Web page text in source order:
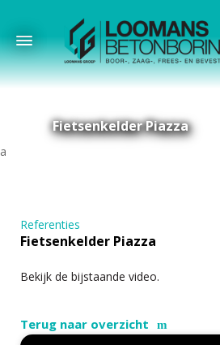
Fietsenkelder Piazza
Referenties
Fietsenkelder Piazza
Bekijk de bijstaande video.
Terug naar overzicht